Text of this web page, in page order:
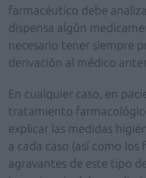
farmacéutico debe
dispensa algún
necesario tener siempre
derivación al médico
En cualquier caso, en
tratamiento
explicar las medidas
a cada caso (así como
agravantes de este tipo